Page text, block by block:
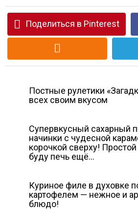
Поделиться в Pinterest
Постные рулетики
всех своим вкусом
Супервкусный сахарный
начинки с чудесной
корочкой сверху!
буду печь ещё…
Куриное филе в духовке
картофелем — нежное и
блюдо!